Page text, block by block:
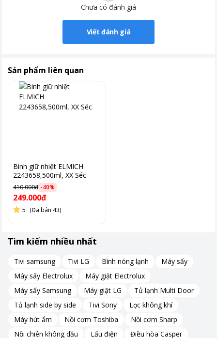
Chưa có đánh giá
Viết đánh giá
Sản phẩm liên quan
Bình giữ nhiệt ELMICH
2243658,500ml, XX Séc
410.000đ -40%
249.000đ
5 (Đã bán 43)
Tìm kiếm nhiều nhất
Tivi samsung Tivi LG Bình nóng lạnh
Máy sấy
Máy sấy Electrolux
Máy giặt Electrolux
Máy sấy Samsung
Máy giặt LG
Tủ lạnh Multi Door
Tủ lạnh side by side
Tivi Sony
Lọc không khí
Máy hút ẩm
Nồi cơm Toshiba
Nồi cơm Sharp
Nồi chiên không dầu
Lẩu điện
Điều hòa Casper